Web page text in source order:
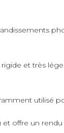
et très
utilisé
offre un